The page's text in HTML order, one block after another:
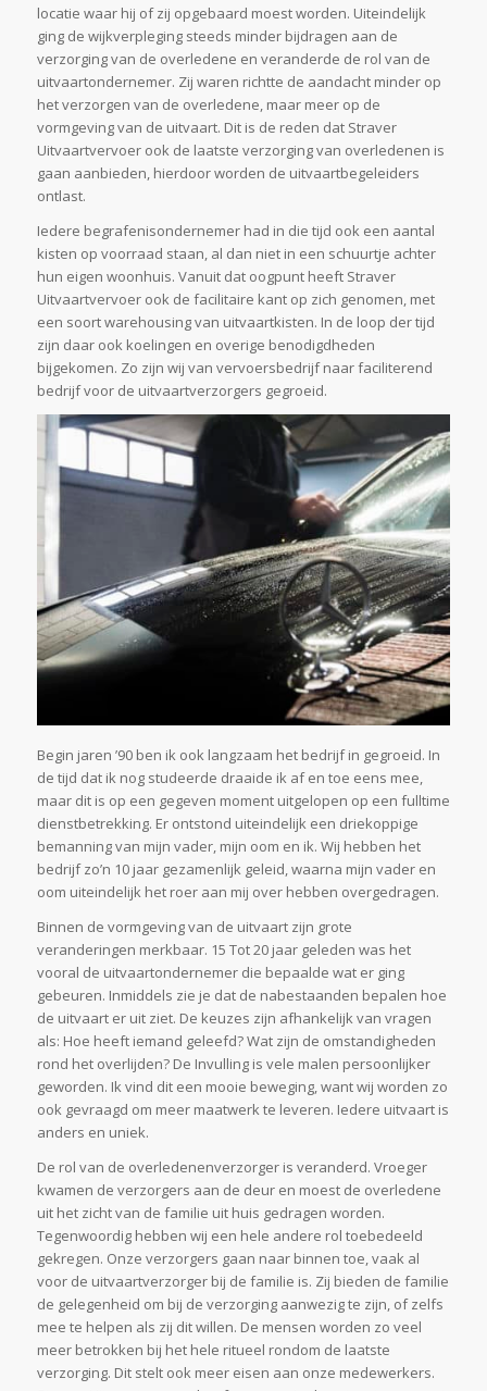
locatie waar hij of zij opgebaard moest worden. Uiteindelijk
ging de wijkverpleging steeds minder bijdragen aan de
verzorging van de overledene en veranderde de rol van de
uitvaartondernemer. Zij waren richtte de aandacht minder op
het verzorgen van de overledene, maar meer op de
vormgeving van de uitvaart. Dit is de reden dat Straver
Uitvaartvervoer ook de laatste verzorging van overledenen is
gaan aanbieden, hierdoor worden de uitvaartbegeleiders
ontlast.
Iedere begrafenisondernemer had in die tijd ook een aantal
kisten op voorraad staan, al dan niet in een schuurtje achter
hun eigen woonhuis. Vanuit dat oogpunt heeft Straver
Uitvaartvervoer ook de facilitaire kant op zich genomen, met
een soort warehousing van uitvaartkisten. In de loop der tijd
zijn daar ook koelingen en overige benodigdheden
bijgekomen. Zo zijn wij van vervoersbedrijf naar faciliterend
bedrijf voor de uitvaartverzorgers gegroeid.
Begin jaren ’90 ben ik ook langzaam het bedrijf in gegroeid. In
de tijd dat ik nog studeerde draaide ik af en toe eens mee,
maar dit is op een gegeven moment uitgelopen op een fulltime
dienstbetrekking. Er ontstond uiteindelijk een driekoppige
bemanning van mijn vader, mijn oom en ik. Wij hebben het
bedrijf zo’n 10 jaar gezamenlijk geleid, waarna mijn vader en
oom uiteindelijk het roer aan mij over hebben overgedragen.
Binnen de vormgeving van de uitvaart zijn grote
veranderingen merkbaar. 15 Tot 20 jaar geleden was het
vooral de uitvaartondernemer die bepaalde wat er ging
gebeuren. Inmiddels zie je dat de nabestaanden bepalen hoe
de uitvaart er uit ziet. De keuzes zijn afhankelijk van vragen
als: Hoe heeft iemand geleefd? Wat zijn de omstandigheden
rond het overlijden? De Invulling is vele malen persoonlijker
geworden. Ik vind dit een mooie beweging, want wij worden zo
ook gevraagd om meer maatwerk te leveren. Iedere uitvaart is
anders en uniek.
De rol van de overledenenverzorger is veranderd. Vroeger
kwamen de verzorgers aan de deur en moest de overledene
uit het zicht van de familie uit huis gedragen worden.
Tegenwoordig hebben wij een hele andere rol toebedeeld
gekregen. Onze verzorgers gaan naar binnen toe, vaak al
voor de uitvaartverzorger bij de familie is. Zij bieden de familie
de gelegenheid om bij de verzorging aanwezig te zijn, of zelfs
mee te helpen als zij dit willen. De mensen worden zo veel
meer betrokken bij het hele ritueel rondom de laatste
verzorging. Dit stelt ook meer eisen aan onze medewerkers.